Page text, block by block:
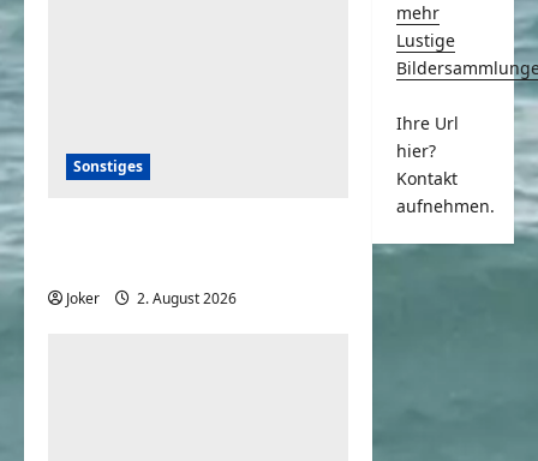
Sonstiges
Joker 2. August 2026
mehr
Lustige
Ihre Url
hier?
Kontakt
aufnehmen.